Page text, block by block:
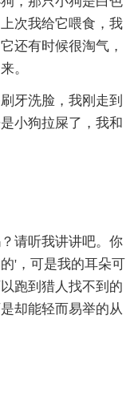
次我给它喂食，我
还有时候很淘气，
。
牙洗脸，我刚走到
小狗拉屎了，我和
请听我讲讲吧。你
'，可是我的耳朵可
跑到猎人找不到的
却能轻而易举的从